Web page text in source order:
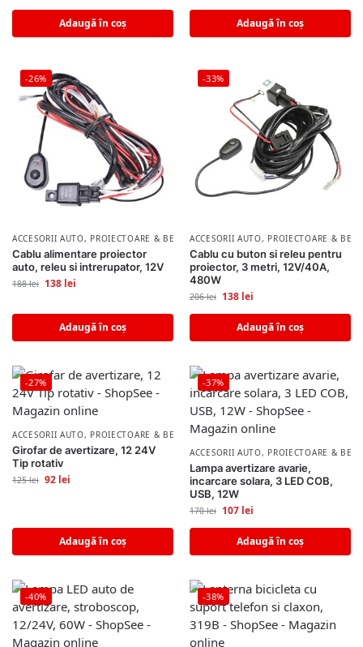
Adaugă în coș Adaugă în coș
-26%
ACCESORII AUTO, PROIECTOARE & BECURI AUTO
Cablu alimentare proiector
auto, releu si intrerupator, 12V
188lei 138 lei
Adaugă în coș
-33%
ACCESORII AUTO, PROIECTOARE &
Cablu cu buton si releu pentru
proiector, 3 metri, 12V/40A,
480W
206lei 138 lei
Adaugă în coș
-27%
ACCESORII AUTO, PROIECTOARE & BECURI AUTO
Girofar de avertizare, 12 24V
Tip rotativ
125lei 92 lei
Adaugă în coș
-37%
ACCESORII AUTO, PROIECTOARE &
Lampa avertizare avarie,
incarcare solara, 3 LED COB,
USB, 12W
170lei 107 lei
Adaugă în coș
-40% -38%